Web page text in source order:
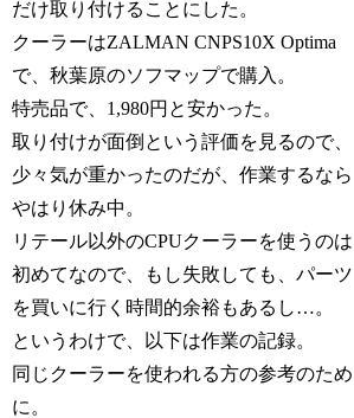
だけ取り付けることにした。
クーラーはZALMAN CNPS10X Optima
で、秋葉原のソフマップで購入。
特売品で、1,980円と安かった。
取り付けが面倒という評価を見るので、
少々気が重かったのだが、作業するなら
やはり休み中。
リテール以外のCPUクーラーを使うのは
初めてなので、もし失敗しても、パーツ
を買いに行く時間的余裕もあるし…。
というわけで、以下は作業の記録。
同じクーラーを使われる方の参考のため
に。